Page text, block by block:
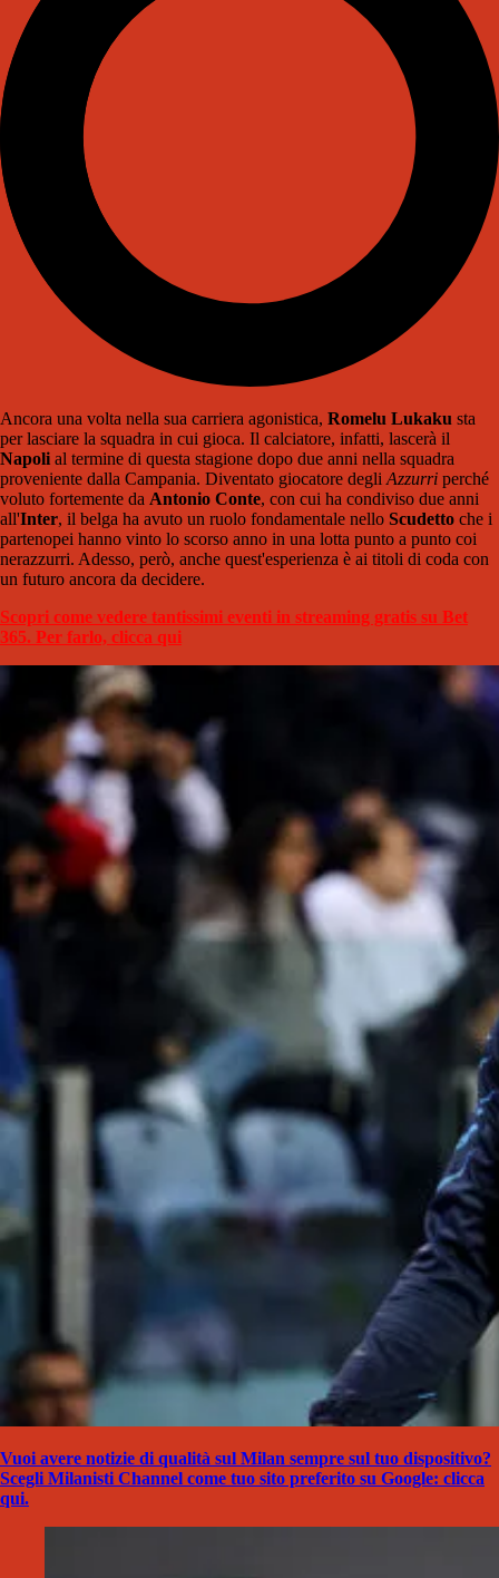
Ancora una volta nella sua carriera agonistica, Romelu Lukaku sta
per lasciare la squadra in cui gioca. Il calciatore, infatti, lascerà il
Napolial termine di questa stagione dopo due anni nella squadra
proveniente dalla Campania. Diventato giocatore degliAzzurri perché
voluto fortemente da Antonio Conte, con cui ha condiviso due anni
all'Inter, il belga ha avuto un ruolo fondamentale nello Scudetto che i
partenopei hanno vinto lo scorso anno in una lotta punto a punto coi
nerazzurri. Adesso, però, anche quest'esperienza è ai titoli di coda con
un futuro ancora da decidere.
Scopri come vedere tantissimi eventi in streaming gratis su Bet
365. Per farlo, clicca qui
Vuoi avere notizie di qualità sul Milan sempre sul tuo dispositivo?
Scegli Milanisti Channel come tuo sito preferito su Google: clicca
qui.